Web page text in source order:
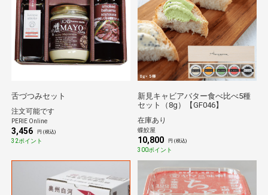
舌づつみセット
注文可能です
PERIE Online
3,456 円 (税込)
32ポイント
新見キャビアバター食べ比べ5種
セット（8g）【GF046】
在庫あり
蝶鮫屋
10,800 円 (税込)
300ポイント